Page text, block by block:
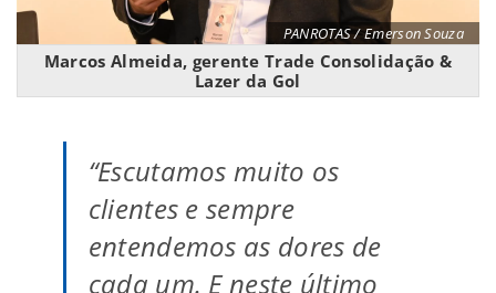
PANROTAS / Emerson Souza
Marcos Almeida, gerente Trade Consolidação &
Lazer da Gol
“Escutamos muito os
clientes e sempre
entendemos as dores de
cada um. E neste último